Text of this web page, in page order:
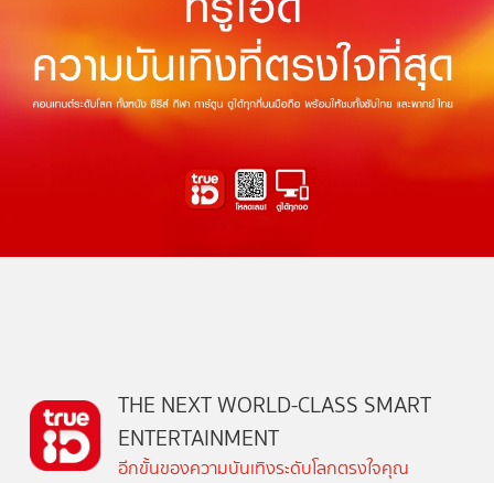
THE NEXT WORLD-CLASS SMART
ENTERTAINMENT
อีกขั้นของความบันเทิงระดับโลกตรงใจคุณ